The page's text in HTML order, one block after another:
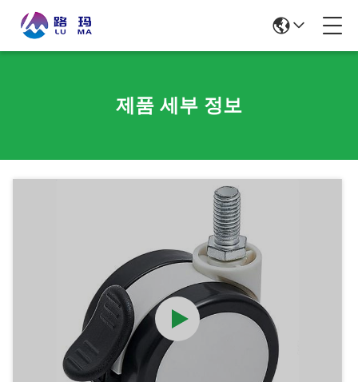
제품 세부 정보